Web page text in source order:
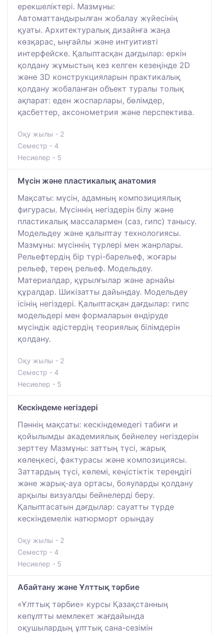
ерекшеліктері. Мазмұны:
Автоматтандырылған жобалау жүйесінің
қуаты. Архитектуралық дизайнға жаңа
көзқарас, ыңғайлы және интуитивті
интерфейске. Қалыптасқан дағдылар: еркін
қолдану жұмыстың кез келген кезеңінде 2D
және 3D конструкцияларын практикалық
қолдану жобаланған объект туралы толық
ақпарат: еден жоспарлары, бөлімдер,
қасбеттер, аксонометрия және перспектива.
Оқу жылы - 2
Семестр - 4
Несиелер - 5
Мүсін және пластикалық анатомия
Мақсаты: мүсін, адамның композициялық
фигурасы. Мүсіннің негіздерін білу және
пластикалық массалармен (саз, гипс) танысу.
Модельдеу және қалыптау технологиясы.
Мазмұны: мүсіннің түрлері мен жанрлары.
Рельефтердің бір түрі-барельеф, жоғары
рельеф, терең рельеф. Модельдеу.
Материалдар, құрылғылар және арнайы
құралдар. Шикізатты дайындау. Модельдеу
ісінің негіздері. Қалыптасқан дағдылар: гипс
модельдері мен формаларын өндіруде
мүсіндік әдістердің теориялық білімдерін
қолдану.
Оқу жылы - 2
Семестр - 4
Несиелер - 5
Кескіндеме негіздері
Пәннің мақсаты: кескіндемедегі табиғи и
қойылымды академиялық бейнелеу негіздерін
зерттеу Мазмұны: заттың түсі, жарық
көлеңкесі, фактурасы және композициясы.
Заттардың түсі, көлемі, кеңістіктік тереңдігі
және жарық-ауа ортасы, бояуларды қолдану
арқылы визуалды бейнелерді беру.
Қалыптасатын дағдылар: сауатты түрде
кескіндемелік натюрморт орындау
Оқу жылы - 2
Семестр - 4
Несиелер - 5
Абайтану және Ұлттық тәрбие
«Ұлттық тәрбие» курсы Қазақстанның
көпұлтты мемлекет жағдайында
оқушылардың ұлттық сана-сезімін